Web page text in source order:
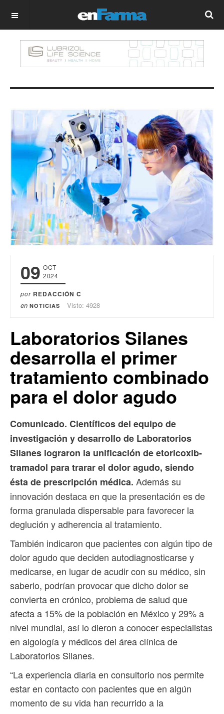
OFF CANVAS
09 OCT
2024
por REDACCIÓN C
en NOTICIAS Visto: 4928
Laboratorios Silanes
desarrolla el primer
tratamiento combinado
para el dolor agudo
Comunicado. Científicos del equipo de
investigación y desarrollo de Laboratorios
Silanes lograron la unificación de etoricoxib-
tramadol para trarar el dolor agudo, siendo
ésta de prescripción médica. Además su
innovación destaca en que la presentación es de
forma granulada dispersable para favorecer la
deglución y adherencia al tratamiento.
También indicaron que pacientes con algún tipo de
dolor agudo que deciden autodiagnosticarse y
medicarse, en lugar de acudir con su médico, sin
saberlo, podrían provocar que dicho dolor se
convierta en crónico, problema de salud que
afecta a 15% de la población en México y 29% a
nivel mundial, así lo dieron a conocer especialistas
en algología y médicos del área clínica de
Laboratorios Silanes.
“La experiencia diaria en consultorio nos permite
estar en contacto con pacientes que en algún
momento de su vida han recurrido a la